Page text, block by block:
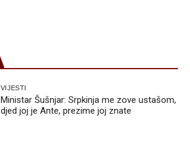
VIJESTI
Ministar Šušnjar: Srpkinja me zove ustašom,
djed joj je Ante, prezime joj znate